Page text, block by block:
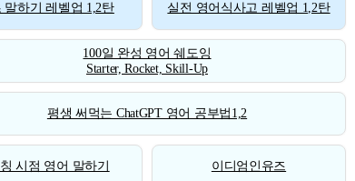
말하기 레벨업 1,2탄 실전 영어식사고 레벨업 1,2탄
100일 완성 영어 쉐도잉
Starter, Rocket, Skill-Up
평생 써먹는 ChatGPT 영어 공부법1,2
시점 영어 말하기 이디엄인유즈